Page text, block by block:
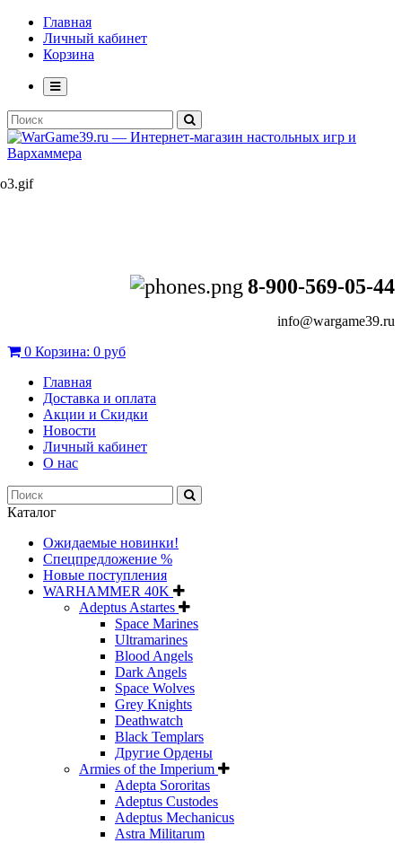
Главная
Личный кабинет
Корзина
8-900-569-05-44
info@wargame39.ru
0 Корзина: 0 руб
Главная
Доставка и оплата
Акции и Скидки
Новости
Личный кабинет
О нас
Каталог
Ожидаемые новинки!
Спецпредложение %
Новые поступления
WARHAMMER 40K
Adeptus Astartes
Space Marines
Ultramarines
Blood Angels
Dark Angels
Space Wolves
Grey Knights
Deathwatch
Black Templars
Другие Ордены
Armies of the Imperium
Adepta Sororitas
Adeptus Custodes
Adeptus Mechanicus
Astra Militarum